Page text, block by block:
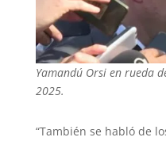
Yamandú Orsi en rueda
2025.
“También se habló de